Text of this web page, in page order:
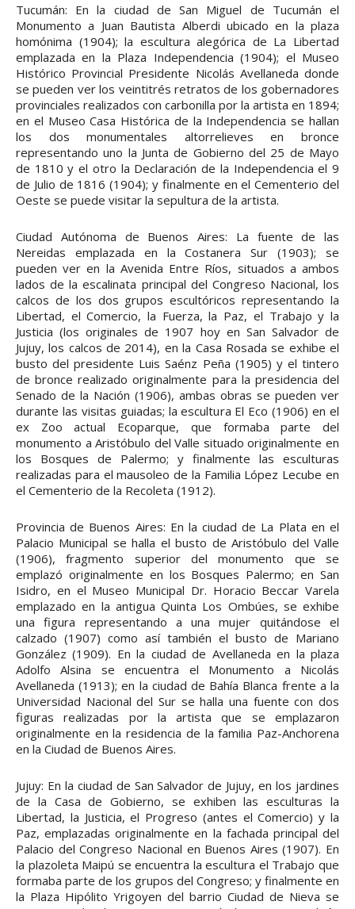
Tucumán: En la ciudad de San Miguel de Tucumán el
Monumento a Juan Bautista Alberdi ubicado en la plaza
homónima (1904); la escultura alegórica de La Libertad
emplazada en la Plaza Independencia (1904); el Museo
Histórico Provincial Presidente Nicolás Avellaneda donde
se pueden ver los veintitrés retratos de los gobernadores
provinciales realizados con carbonilla por la artista en 1894;
en el Museo Casa Histórica de la Independencia se hallan
los dos monumentales altorrelieves en bronce
representando uno la Junta de Gobierno del 25 de Mayo
de 1810 y el otro la Declaración de la Independencia el 9
de Julio de 1816 (1904); y finalmente en el Cementerio del
Oeste se puede visitar la sepultura de la artista.
Ciudad Autónoma de Buenos Aires: La fuente de las
Nereidas emplazada en la Costanera Sur (1903); se
pueden ver en la Avenida Entre Ríos, situados a ambos
lados de la escalinata principal del Congreso Nacional, los
calcos de los dos grupos escultóricos representando la
Libertad, el Comercio, la Fuerza, la Paz, el Trabajo y la
Justicia (los originales de 1907 hoy en San Salvador de
Jujuy, los calcos de 2014), en la Casa Rosada se exhibe el
busto del presidente Luis Saénz Peña (1905) y el tintero
de bronce realizado originalmente para la presidencia del
Senado de la Nación (1906), ambas obras se pueden ver
durante las visitas guiadas; la escultura El Eco (1906) en el
ex Zoo actual Ecoparque, que formaba parte del
monumento a Aristóbulo del Valle situado originalmente en
los Bosques de Palermo; y finalmente las esculturas
realizadas para el mausoleo de la Familia López Lecube en
el Cementerio de la Recoleta (1912).
Provincia de Buenos Aires: En la ciudad de La Plata en el
Palacio Municipal se halla el busto de Aristóbulo del Valle
(1906), fragmento superior del monumento que se
emplazó originalmente en los Bosques Palermo; en San
Isidro, en el Museo Municipal Dr. Horacio Beccar Varela
emplazado en la antigua Quinta Los Ombúes, se exhibe
una figura representando a una mujer quitándose el
calzado (1907) como así también el busto de Mariano
González (1909). En la ciudad de Avellaneda en la plaza
Adolfo Alsina se encuentra el Monumento a Nicolás
Avellaneda (1913); en la ciudad de Bahía Blanca frente a la
Universidad Nacional del Sur se halla una fuente con dos
figuras realizadas por la artista que se emplazaron
originalmente en la residencia de la familia Paz-Anchorena
en la Ciudad de Buenos Aires.
Jujuy: En la ciudad de San Salvador de Jujuy, en los jardines
de la Casa de Gobierno, se exhiben las esculturas la
Libertad, la Justicia, el Progreso (antes el Comercio) y la
Paz, emplazadas originalmente en la fachada principal del
Palacio del Congreso Nacional en Buenos Aires (1907). En
la plazoleta Maipú se encuentra la escultura el Trabajo que
formaba parte de los grupos del Congreso; y finalmente en
la Plaza Hipólito Yrigoyen del barrio Ciudad de Nieva se